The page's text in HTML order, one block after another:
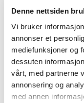
Denne nettsiden
Vi bruker
annonser et
mediefunksjoner og
dessuten
vårt, med partnerne
annonsering og
med annen
Antal
flytebryggjer
handlegata i
daglevare,